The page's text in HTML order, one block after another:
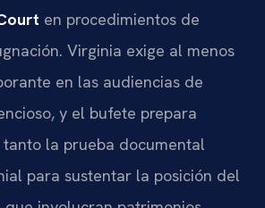
en procedimientos de
Virginia exige al menos
en las audiencias de
y el bufete prepara
la prueba documental
para sustentar la posición del